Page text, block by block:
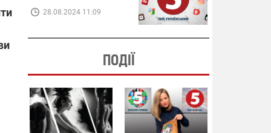
28.08.2024 11:09
ПОДІЇ